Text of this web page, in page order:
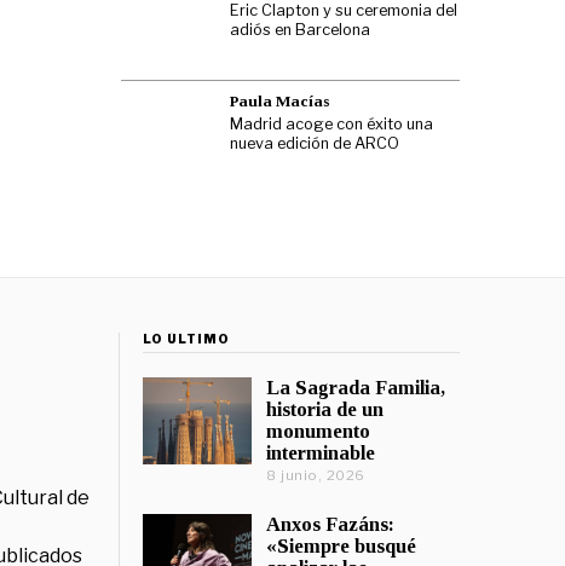
Eric Clapton y su ceremonia del
adiós en Barcelona
Paula Macías
Madrid acoge con éxito una
nueva edición de ARCO
de
LO ÚLTIMO
La Sagrada Familia,
historia de un
monumento
interminable
8 junio, 2026
Anxos Fazáns:
«Siempre busqué